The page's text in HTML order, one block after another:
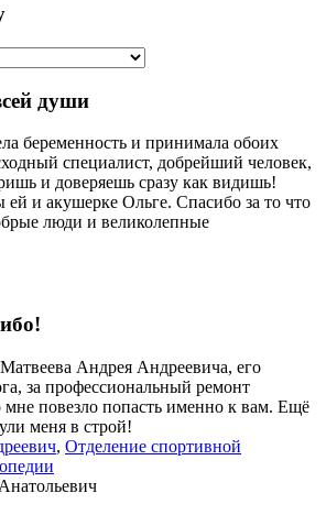
души
беременность и принимала обоих
специалист, добрейший человек,
и доверяешь сразу как видишь!
ей и акушерке Ольге. Спасибо за то что
люди и великолепные
Андрея Андреевича, его
за профессиональный ремонт
повезло попасть именно к вам. Ещё
меня в строй!
, Отделение спортивной